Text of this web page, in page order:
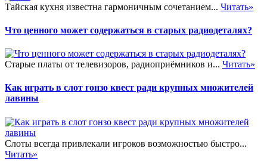
Тайская кухня известна гармоничным сочетанием... Читать»
Что ценного может содержаться в старых радиодеталях?
Старые платы от телевизоров, радиоприёмников и... Читать»
Как играть в слот гонзо квест ради крупных множителей
лавины
Слоты всегда привлекали игроков возможностью быстро...
Читать»